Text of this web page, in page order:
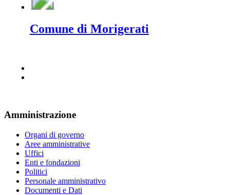
Comune di Morigerati
Amministrazione
Organi di governo
Aree amministrative
Uffici
Enti e fondazioni
Politici
Personale amministrativo
Documenti e Dati